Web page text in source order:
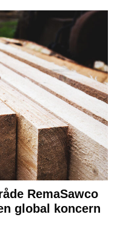
RemaSawco
global koncern